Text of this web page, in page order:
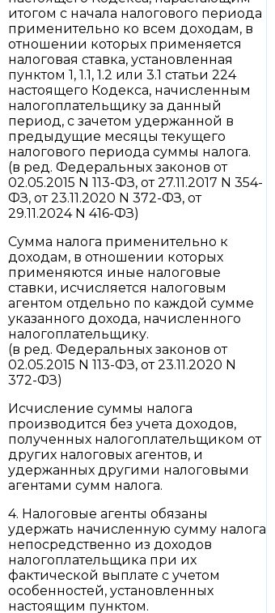
итогом с начала налогового периода
применительно ко всем доходам, в
отношении которых применяется
налоговая ставка, установленная
пунктом 1, 1.1, 1.2 или 3.1 статьи 224
настоящего Кодекса, начисленным
налогоплательщику за данный
период, с зачетом удержанной в
предыдущие месяцы текущего
налогового периода суммы налога.
(в ред. Федеральных законов от
02.05.2015 N 113-ФЗ, от 27.11.2017 N 354-
ФЗ, от 23.11.2020 N 372-ФЗ, от
29.11.2024 N 416-ФЗ)
Сумма налога применительно к
доходам, в отношении которых
применяются иные налоговые
ставки, исчисляется налоговым
агентом отдельно по каждой сумме
указанного дохода, начисленного
налогоплательщику.
(в ред. Федеральных законов от
02.05.2015 N 113-ФЗ, от 23.11.2020 N
372-ФЗ)
Исчисление суммы налога
производится без учета доходов,
полученных налогоплательщиком от
других налоговых агентов, и
удержанных другими налоговыми
агентами сумм налога.
4. Налоговые агенты обязаны
удержать начисленную сумму налога
непосредственно из доходов
налогоплательщика при их
фактической выплате с учетом
особенностей, установленных
настоящим пунктом.